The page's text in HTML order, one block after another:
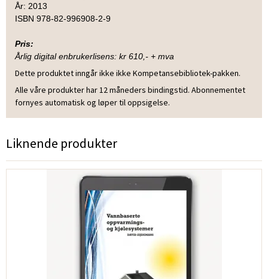
År: 2013
ISBN 978-82-996908-2-9
Pris:
Årlig digital enbrukerlisens: kr 610,- + mva
Dette produktet inngår ikke ikke Kompetansebibliotek-pakken.
Alle våre produkter har 12 måneders bindingstid. Abonnementet
fornyes automatisk og løper til oppsigelse.
Liknende produkter